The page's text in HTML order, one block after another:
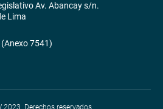
Av. Abancay s/n.
Lima
7541)
2023. Derechos reservados.